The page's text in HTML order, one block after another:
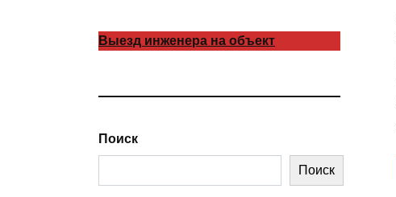
Выезд инженера на объект
Поиск
Поиск